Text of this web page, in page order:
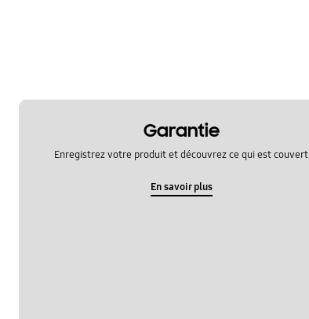
sns
Garantie
Enregistrez votre produit et découvrez ce qui est couvert
En savoir plus